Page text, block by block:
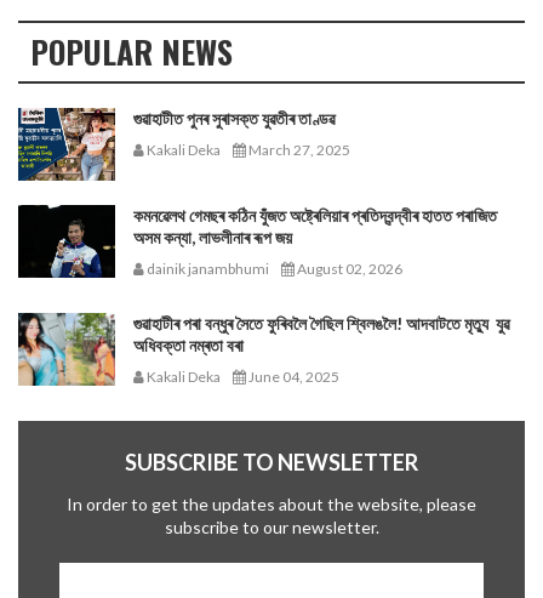
POPULAR NEWS
গুৱাহাটীত পুনৰ সুৰাসক্ত যুৱতীৰ তাণ্ডৱ
Kakali Deka March 27, 2025
কমনৱেলথ গেমছৰ কঠিন যুঁজত অষ্ট্ৰেলিয়াৰ প্ৰতিদ্বন্দ্বীৰ হাতত পৰাজিত
অসম কন্যা, লাভলীনাৰ ৰূপ জয়
dainik janambhumi August 02, 2026
গুৱাহাটীৰ পৰা বন্ধুৰ সৈতে ফুৰিবলৈ গৈছিল শ্বিলঙলৈ! আদবাটতে মৃত্যু যুৱ
অধিবক্তা নম্ৰতা বৰা
Kakali Deka June 04, 2025
SUBSCRIBE TO NEWSLETTER
In order to get the updates about the website, please
subscribe to our newsletter.